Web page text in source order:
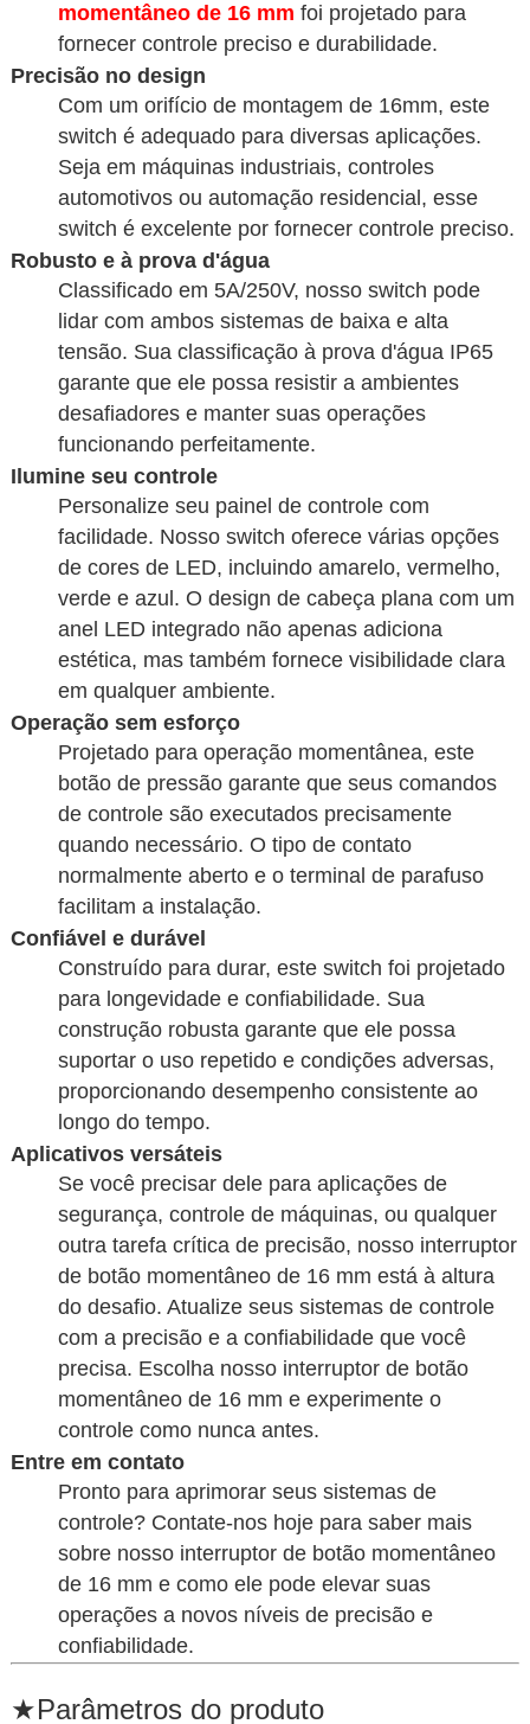
momentâneo de 16 mm foi projetado para
fornecer controle preciso e durabilidade.
Precisão no design
Com um orifício de montagem de 16mm, este
switch é adequado para diversas aplicações.
Seja em máquinas industriais, controles
automotivos ou automação residencial, esse
switch é excelente por fornecer controle preciso.
Robusto e à prova d'água
Classificado em 5A/250V, nosso switch pode
lidar com ambos sistemas de baixa e alta
tensão. Sua classificação à prova d'água IP65
garante que ele possa resistir a ambientes
desafiadores e manter suas operações
funcionando perfeitamente.
Ilumine seu controle
Personalize seu painel de controle com
facilidade. Nosso switch oferece várias opções
de cores de LED, incluindo amarelo, vermelho,
verde e azul. O design de cabeça plana com um
anel LED integrado não apenas adiciona
estética, mas também fornece visibilidade clara
em qualquer ambiente.
Operação sem esforço
Projetado para operação momentânea, este
botão de pressão garante que seus comandos
de controle são executados precisamente
quando necessário. O tipo de contato
normalmente aberto e o terminal de parafuso
facilitam a instalação.
Confiável e durável
Construído para durar, este switch foi projetado
para longevidade e confiabilidade. Sua
construção robusta garante que ele possa
suportar o uso repetido e condições adversas,
proporcionando desempenho consistente ao
longo do tempo.
Aplicativos versáteis
Se você precisar dele para aplicações de
segurança, controle de máquinas, ou qualquer
outra tarefa crítica de precisão, nosso interruptor
de botão momentâneo de 16 mm está à altura
do desafio. Atualize seus sistemas de controle
com a precisão e a confiabilidade que você
precisa. Escolha nosso interruptor de botão
momentâneo de 16 mm e experimente o
controle como nunca antes.
Entre em contato
Pronto para aprimorar seus sistemas de
controle? Contate-nos hoje para saber mais
sobre nosso interruptor de botão momentâneo
de 16 mm e como ele pode elevar suas
operações a novos níveis de precisão e
confiabilidade.
★Parâmetros do produto